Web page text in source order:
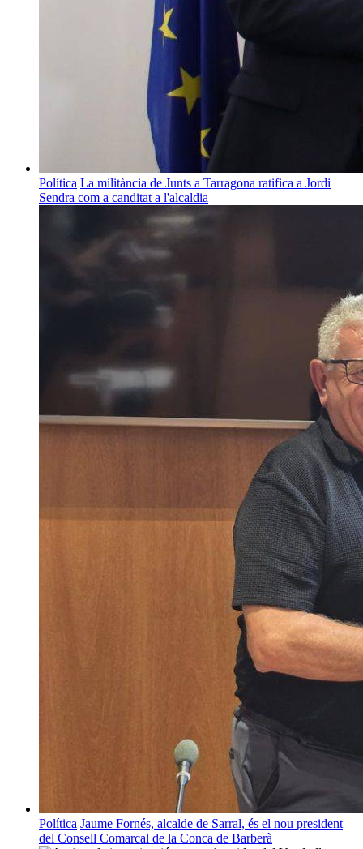
Política La militància de Junts a Tarragona ratifica a Jordi
Sendra com a canditat a l'alcaldia
Política Jaume Fornés, alcalde de Sarral, és el nou president
del Consell Comarcal de la Conca de Barberà